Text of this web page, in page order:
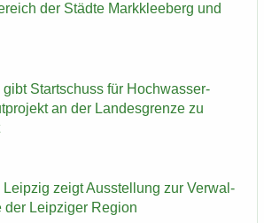
der Städ­te Mark­klee­berg und
gibt Start­schuss für Hoch­was­ser­
an der Lan­des­gren­ze zu
Leip­zig zeigt Aus­stel­lung zur Ver­wal­
der Leip­zi­ger Re­gi­on